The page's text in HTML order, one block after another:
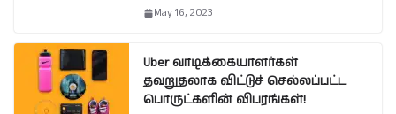
May 16, 2023
Uber வாடிக்கையாளர்கள்
தவறுதலாக விட்டுச் செல்லப்பட்ட
பொருட்களின் விபரங்கள்!